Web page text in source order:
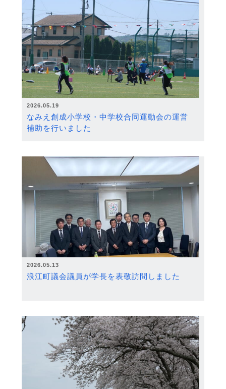
2026.05.19
なみえ創成小学校・中学校合同運動会の運営
補助を行いました
2026.05.13
浪江町議会議員が学長を表敬訪問しました